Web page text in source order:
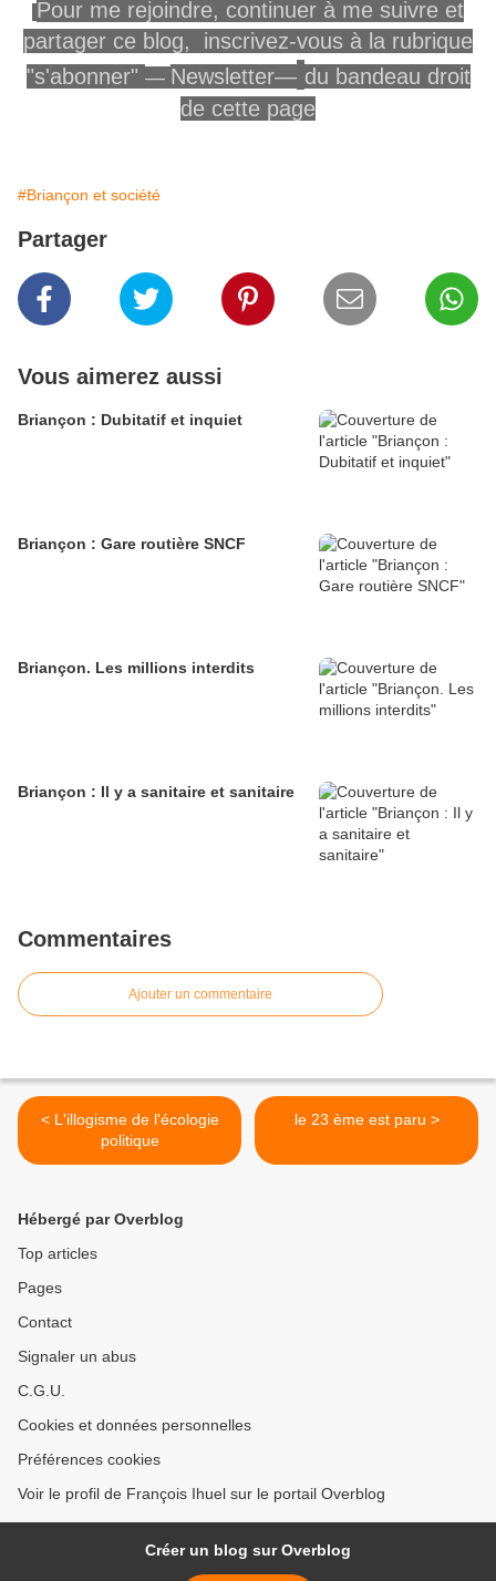
Pour me rejoindre, continuer à me suivre et
partager ce blog, inscrivez-vous à la rubrique
"s'abonner" — Newsletter— du bandeau droit
de cette page
#Briançon et société
Partager
Vous aimerez aussi
Briançon : Dubitatif et inquiet
Briançon : Gare routière SNCF
Briançon. Les millions interdits
Briançon : Il y a sanitaire et sanitaire
Commentaires
Ajouter un commentaire
< L'illogisme de l'écologie
politique
le 23 ème est paru >
Hébergé par Overblog
Top articles
Pages
Contact
Signaler un abus
C.G.U.
Cookies et données personnelles
Préférences cookies
Voir le profil de François Ihuel sur le portail Overblog
Créer un blog sur Overblog